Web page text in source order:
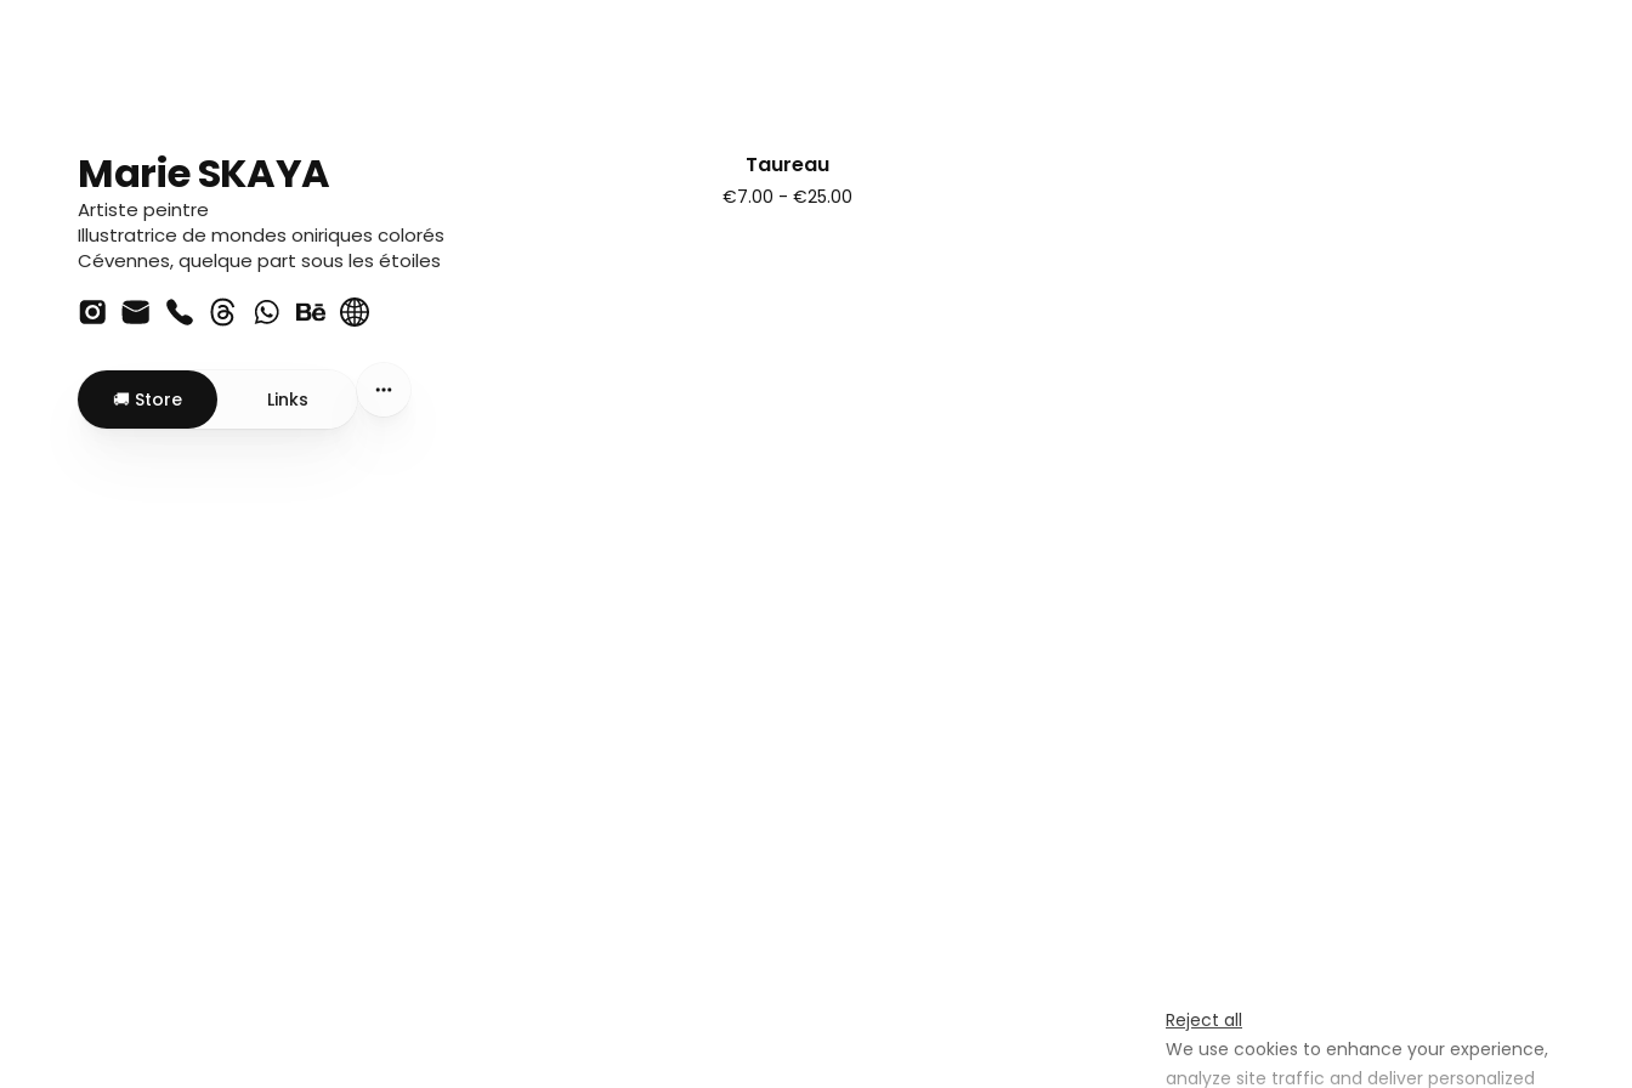
Reject all
We use cookies to enhance your experience,
analyze site traffic and deliver personalized
Marie SKAYA
Artiste peintre
Illustratrice de mondes oniriques colorés
Cévennes, quelque part sous les étoiles
🚚 Store Links
Taureau
€7.00 - €25.00